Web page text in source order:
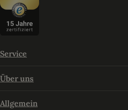
Service
Über uns
Allgemein